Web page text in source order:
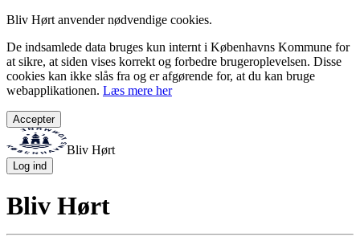
Bliv Hørt anvender nødvendige cookies.
De indsamlede data bruges kun internt i Københavns Kommune for
at sikre, at siden vises korrekt og forbedre brugeroplevelsen. Disse
cookies kan ikke slås fra og er afgørende for, at du kan bruge
webapplikationen. Læs mere her
Accepter
Bliv Hørt
Log ind
Bliv Hørt